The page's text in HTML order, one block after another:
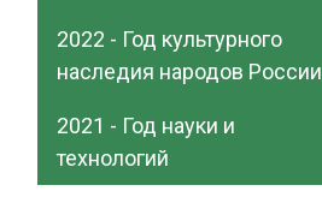
2022 - Год культурного
наследия народов России
2021 - Год науки и
технологий